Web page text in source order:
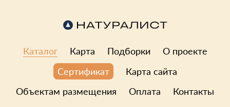
Каталог Карта Подборки
О проекте
Сертификат
Карта сайта
Объектам размещения
Оплата Контакты